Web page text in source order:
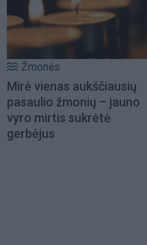
Žmonės
Mirė vienas aukščiausių
pasaulio žmonių – jauno
vyro mirtis sukrėtė
gerbėjus